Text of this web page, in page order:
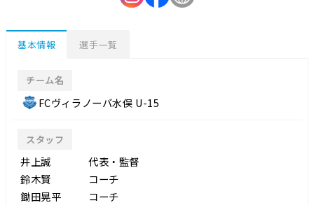
基本情報 選手一覧
チーム名
FCヴィラノーバ水俣 U-15
スタッフ
井上誠
代表・監督
鈴木賢
コーチ
鋤田晃平
コーチ